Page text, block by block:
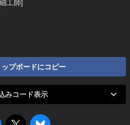
工師]
プボードにコピー
みコード表示